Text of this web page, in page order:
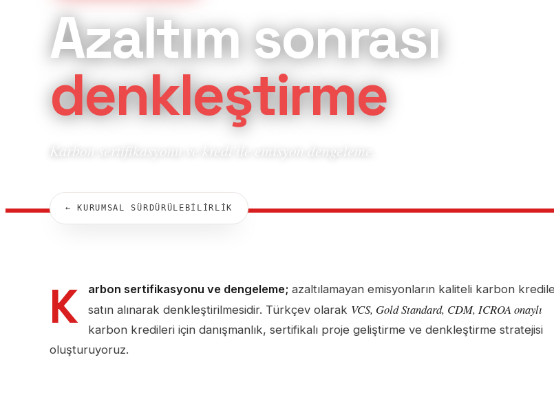
Azaltım sonrası
denkleştirme
Karbon sertifikasyonu ve kredi ile emisyon dengeleme.
← KURUMSAL SÜRDÜRÜLEBİLİRLİK
K arbon sertifikasyonu ve dengeleme; azaltılamayan emisyonların kaliteli karbon
satın alınarak denkleştirilmesidir. Türkçev olarak VCS, Gold Standard, CDM, ICROA onaylı
karbon kredileri için danışmanlık, sertifikalı proje geliştirme ve denkleştirme stratejisi
oluşturuyoruz.